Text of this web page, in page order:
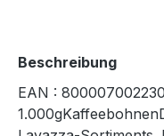
Beschreibung
EAN :